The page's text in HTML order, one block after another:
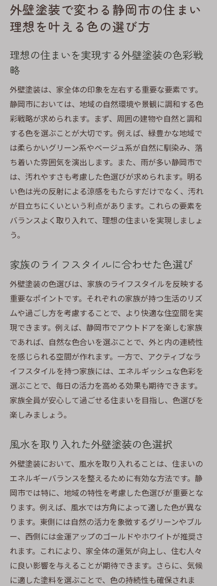
外壁塗装で変わる静岡市の住まい
理想を叶える色の選び方
理想の住まいを実現する外壁塗装の色彩戦
略
外壁塗装は、家全体の印象を左右する重要な要素です。
静岡市においては、地域の自然環境や景観に調和する色
彩戦略が求められます。まず、周囲の建物や自然と調和
する色を選ぶことが大切です。例えば、緑豊かな地域で
は柔らかいグリーン系やベージュ系が自然に馴染み、落
ち着いた雰囲気を演出します。また、雨が多い静岡市で
は、汚れやすさも考慮した色選びが求められます。明る
い色は光の反射による涼感をもたらすだけでなく、汚れ
が目立ちにくいという利点があります。これらの要素を
バランスよく取り入れて、理想の住まいを実現しましょ
う。
家族のライフスタイルに合わせた色選び
外壁塗装の色選びは、家族のライフスタイルを反映する
重要なポイントです。それぞれの家族が持つ生活のリズ
ムや過ごし方を考慮することで、より快適な住空間を実
現できます。例えば、静岡市でアウトドアを楽しむ家族
であれば、自然な色合いを選ぶことで、外と内の連続性
を感じられる空間が作れます。一方で、アクティブなラ
イフスタイルを持つ家族には、エネルギッシュな色彩を
選ぶことで、毎日の活力を高める効果も期待できます。
家族全員が安心して過ごせる住まいを目指し、色選びを
楽しみましょう。
風水を取り入れた外壁塗装の色選択
外壁塗装において、風水を取り入れることは、住まいの
エネルギーバランスを整えるために有効な方法です。静
岡市では特に、地域の特性を考慮した色選びが重要とな
ります。例えば、風水では方角によって適した色が異な
ります。東側には自然の活力を象徴するグリーンやブル
ー、西側には金運アップのゴールドやホワイトが推奨さ
れます。これにより、家全体の運気が向上し、住む人々
に良い影響を与えることが期待できます。さらに、気候
に適した塗料を選ぶことで、色の持続性も確保されま